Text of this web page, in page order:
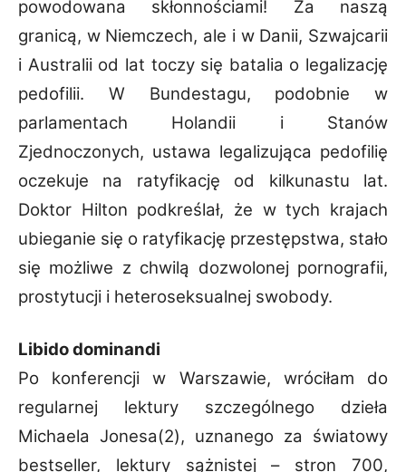
powodowana skłonnościami! Za naszą
granicą, w Niemczech, ale i w Danii, Szwajcarii
i Australii od lat toczy się batalia o legalizację
pedofilii. W Bundestagu, podobnie w
parlamentach Holandii i Stanów
Zjednoczonych, ustawa legalizująca pedofilię
oczekuje na ratyfikację od kilkunastu lat.
Doktor Hilton podkreślał, że w tych krajach
ubieganie się o ratyfikację przestępstwa, stało
się możliwe z chwilą dozwolonej pornografii,
prostytucji i heteroseksualnej swobody.
Libido dominandi
Po konferencji w Warszawie, wróciłam do
regularnej lektury szczególnego dzieła
Michaela Jonesa(2), uznanego za światowy
bestseller, lektury sążnistej – stron 700,